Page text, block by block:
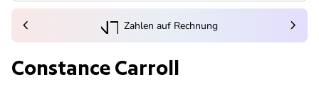
(Link öffnet in neuem Tab/Fenster)
Zahlen auf Rechnung
chevron_left chevron_right
Constance Carroll